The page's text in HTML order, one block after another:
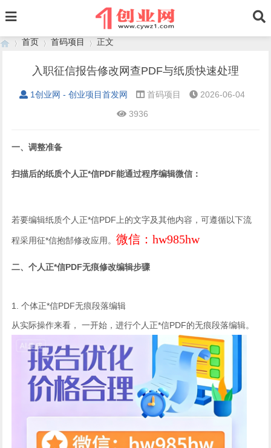
首页
›
首码项目
›
正文
入职征信报告修改网查PDF与纸质快速处理
1创业网 - 创业项目首发网 首码项目
2026-06-04
3936
一、调整准备
扫描后的纸质个人正*信PDF能通过程序编辑微信：
若要编辑纸质个人正*信PDF上的文字及其他内容，可遵循以下流
程采用征*信抱郜修改应用。微信：hw985hw
二、个人正*信PDF无痕修改编辑步骤
1. 个体正*信PDF无痕段落编辑
从实际操作来看， 一开始，进行个人正*信PDF的无痕段落编辑。